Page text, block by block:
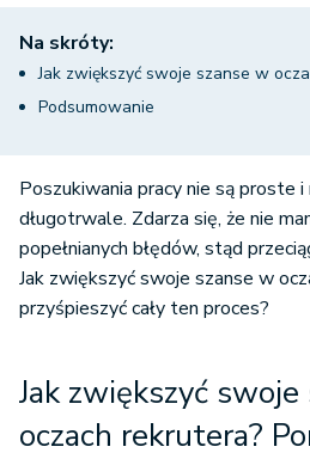
Na skróty:
Jak zwiększyć swoje szanse w
Podsumowanie
Poszukiwania pracy nie są proste
długotrwale. Zdarza się, że nie
popełnianych błędów, stąd
Jak zwiększyć swoje szanse w
przyśpieszyć cały ten proces?
Jak zwiększyć
oczach rekrutera?